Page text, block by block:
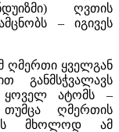
ღვთის
– იგივეს
ღმერთი ყველგან
ყოველ ატომს –
თუმცა ღმერთის
მხოლოდ ამ